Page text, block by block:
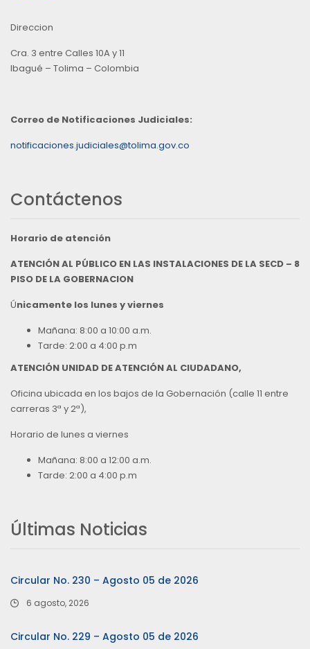
Direccion
Cra. 3 entre Calles 10A y 11
Ibagué – Tolima – Colombia
Correo de Notificaciones Judiciales:
notificaciones.judiciales@tolima.gov.co
Contáctenos
Horario de atención
ATENCIÓN AL PÚBLICO EN LAS INSTALACIONES DE LA SECD – 8
PISO DE LA GOBERNACION
Únicamente los lunes y viernes
Mañana: 8:00 a 10:00 a.m.
Tarde: 2:00 a 4:00 p.m
ATENCIÓN UNIDAD DE ATENCIÓN AL CIUDADANO,
Oficina ubicada en los bajos de la Gobernación (calle 11 entre
carreras 3ª y 2ª),
Horario de lunes a viernes
Mañana: 8:00 a 12:00 a.m.
Tarde: 2:00 a 4:00 p.m
Últimas Noticias
Circular No. 230 – Agosto 05 de 2026
6 agosto, 2026
Circular No. 229 – Agosto 05 de 2026